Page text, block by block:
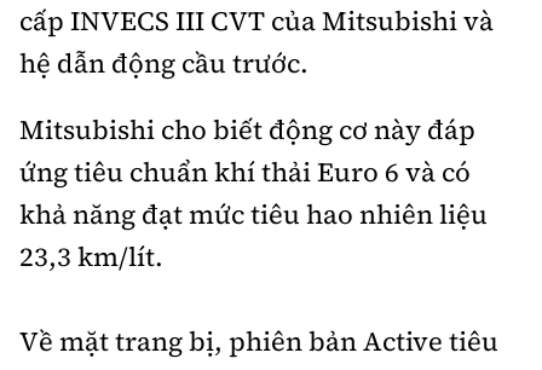
cấp INVECS III CVT của Mitsubishi và
hệ dẫn động cầu trước.
Mitsubishi cho biết động cơ này đáp
ứng tiêu chuẩn khí thải Euro 6 và có
khả năng đạt mức tiêu hao nhiên liệu
23,3 km/lít.
Về mặt trang bị, phiên bản Active tiêu